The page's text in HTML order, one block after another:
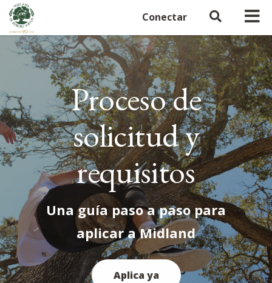
Conectar
Proceso de
solicitud y
requisitos
Una guía paso a paso para
aplicar a Midland
Aplica ya